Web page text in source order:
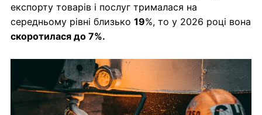
експорту товарів і послуг трималася на
середньому рівні близько 19%, то у 2026 році вона
скоротилася до 7%.